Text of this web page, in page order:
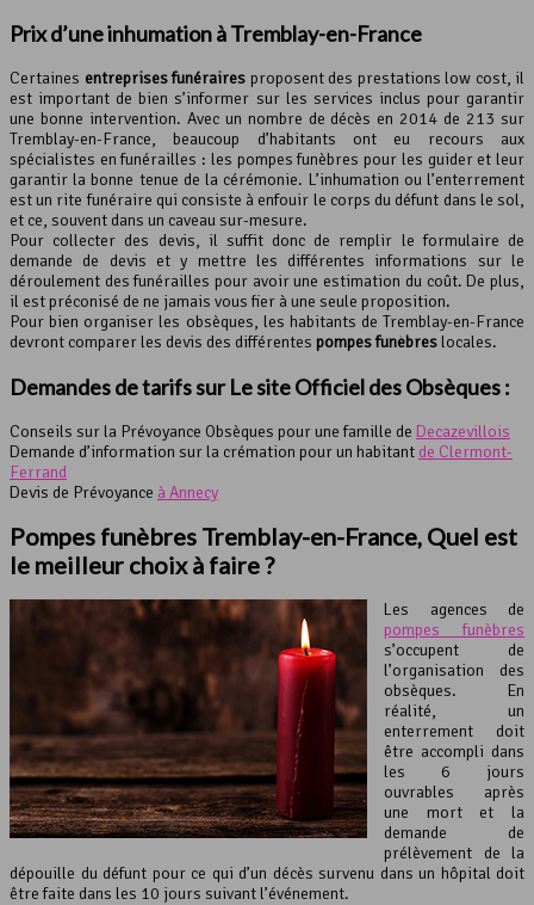
Prix d’une inhumation à Tremblay-en-France
Certaines entreprises funéraires proposent des prestations low cost, il
est important de bien s’informer sur les services inclus pour garantir
une bonne intervention. Avec un nombre de décès en 2014 de 213 sur
Tremblay-en-France, beaucoup d’habitants ont eu recours aux
spécialistes en funérailles : les pompes funèbres pour les guider et leur
garantir la bonne tenue de la cérémonie. L’inhumation ou l’enterrement
est un rite funéraire qui consiste à enfouir le corps du défunt dans le sol,
et ce, souvent dans un caveau sur-mesure.
Pour collecter des devis, il suffit donc de remplir le formulaire de
demande de devis et y mettre les différentes informations sur le
déroulement des funérailles pour avoir une estimation du coût. De plus,
il est préconisé de ne jamais vous fier à une seule proposition.
Pour bien organiser les obsèques, les habitants de Tremblay-en-France
devront comparer les devis des différentes pompes funèbres locales.
Demandes de tarifs sur Le site Officiel des Obsèques :
Conseils sur la Prévoyance Obsèques pour une famille de Decazevillois
Demande d’information sur la crémation pour un habitant de Clermont-
Ferrand
Devis de Prévoyance à Annecy
Pompes funèbres Tremblay-en-France, Quel est
le meilleur choix à faire ?
Les agences de
pompes funèbres
s’occupent de
l’organisation des
obsèques. En
réalité, un
enterrement doit
être accompli dans
les 6 jours
ouvrables après
une mort et la
demande de
prélèvement de la
dépouille du défunt pour ce qui d’un décès survenu dans un hôpital doit
être faite dans les 10 jours suivant l’événement.